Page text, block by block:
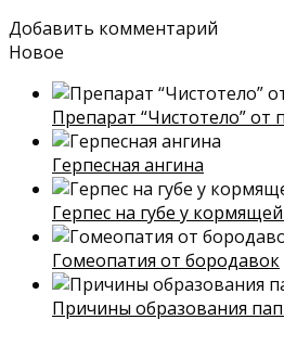
Добавить комментарий
Новое
Препарат “Чистотело” от
Герпесная ангина
Герпес на губе у
Гомеопатия от бородавок
Причины образования